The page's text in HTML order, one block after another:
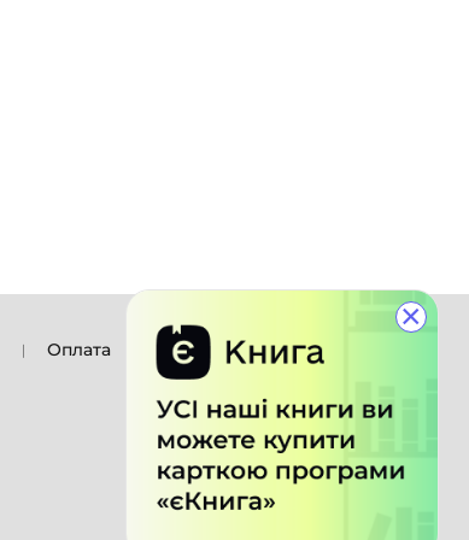
×
Оплата